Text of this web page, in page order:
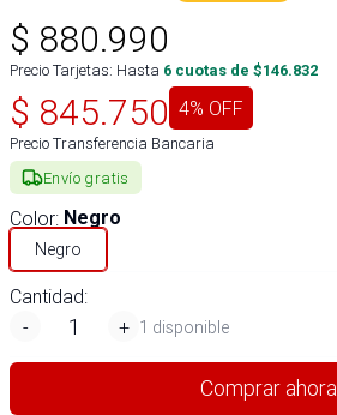
$ 880.990
Precio Tarjetas: Hasta 6 cuotas de $146.832
$ 845.750 4% OFF
Precio Transferencia Bancaria
Envío gratis
Color: Negro
Negro
Cantidad:
-
+ 1 disponible
Comprar ahora